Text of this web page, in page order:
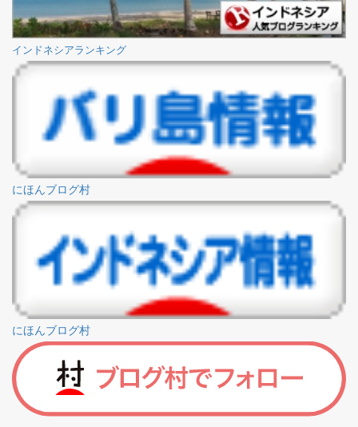
インドネシアランキング
にほんブログ村
にほんブログ村